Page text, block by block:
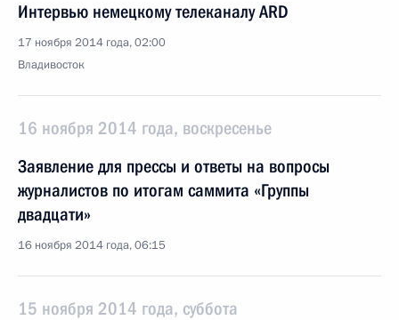
Интервью немецкому телеканалу ARD
17 ноября 2014 года, 02:00
Владивосток
16 ноября 2014 года, воскресенье
Заявление для прессы и ответы на вопросы
журналистов по итогам саммита «Группы
двадцати»
16 ноября 2014 года, 06:15
15 ноября 2014 года, суббота